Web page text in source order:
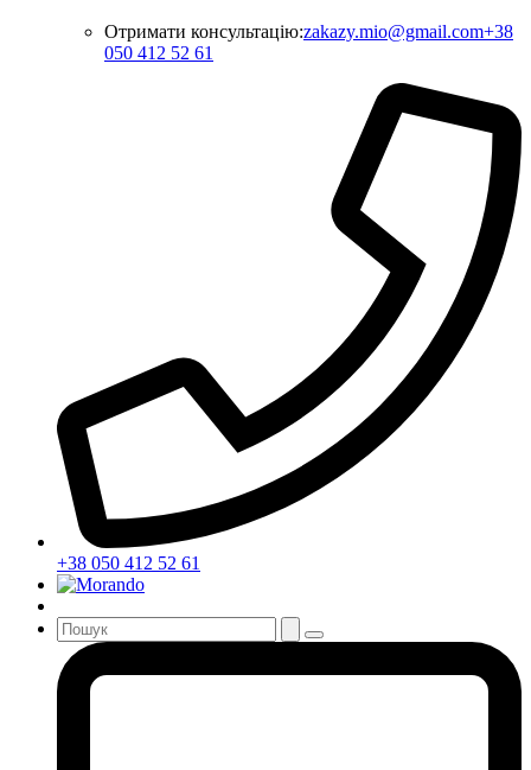
Отримати консультацію:zakazy.mio@gmail.com+38
050 412 52 61
+38 050 412 52 61